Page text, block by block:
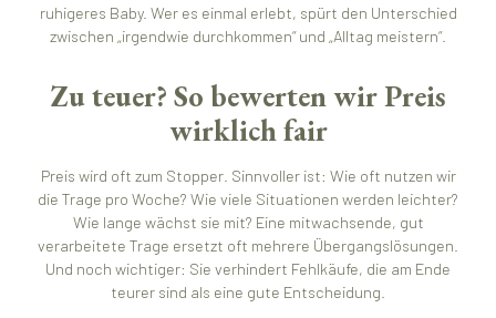
ruhigeres Baby. Wer es einmal erlebt, spürt den Unterschied
zwischen „irgendwie durchkommen“ und „Alltag meistern“.
Zu teuer? So bewerten wir Preis
wirklich fair
Preis wird oft zum Stopper. Sinnvoller ist: Wie oft nutzen wir
die Trage pro Woche? Wie viele Situationen werden leichter?
Wie lange wächst sie mit? Eine mitwachsende, gut
verarbeitete Trage ersetzt oft mehrere Übergangslösungen.
Und noch wichtiger: Sie verhindert Fehlkäufe, die am Ende
teurer sind als eine gute Entscheidung.